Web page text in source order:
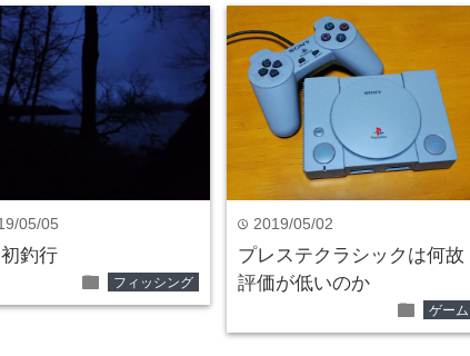
05/05
釣行
folder フィッシング
time 2019/05/02
プレステクラシックは何故
評価が低いのか
folder ゲーム